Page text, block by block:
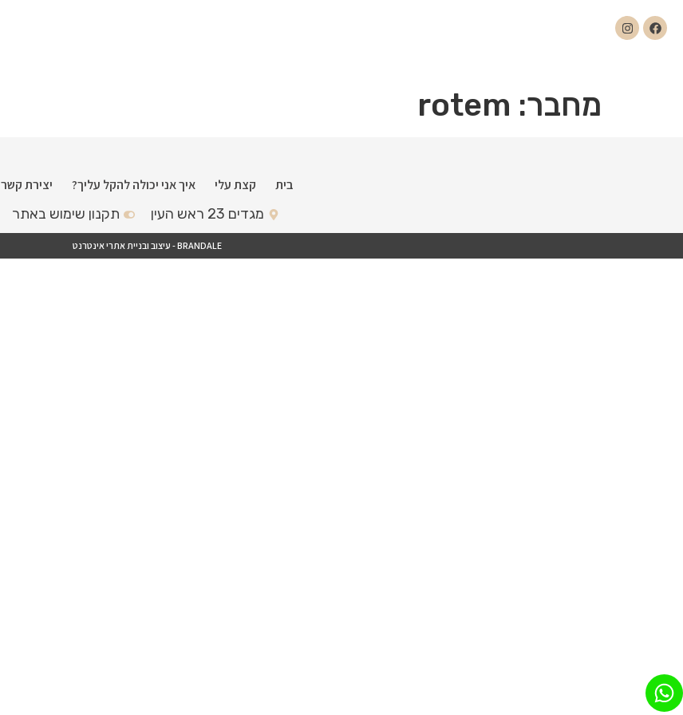
מחבר: rotem
בית קצת עלי איך אני יכולה להקל עליך? יצירת קשר
מגדים 23 ראש העין תקנון שימוש באתר
BRANDALE - עיצוב ובניית אתרי אינטרנט